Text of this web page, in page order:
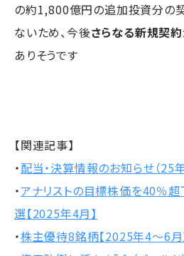
の約1,800億円の追加投資分の
ないため、今後さらなる新規契約
ありそうです
【関連記事】
・配当・決算情報のお知らせ（25
・アナリストの目標株価を40％
選【2025年4月】
・株主優待8銘柄【2025年4～6月